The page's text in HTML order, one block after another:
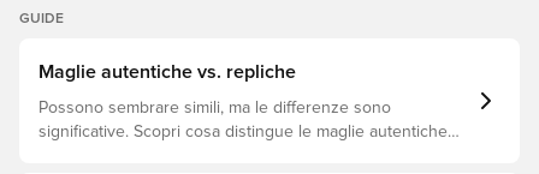
GUIDE
Maglie autentiche vs. repliche
Possono sembrare simili, ma le differenze sono
significative. Scopri cosa distingue le maglie autentiche